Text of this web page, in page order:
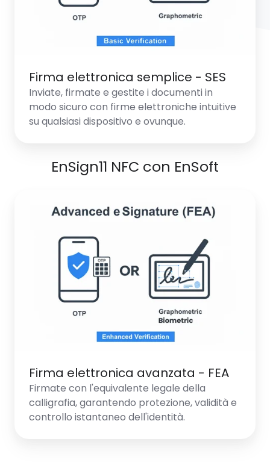
Firma elettronica semplice - SES
Inviate, firmate e gestite i documenti in
modo sicuro con firme elettroniche intuitive
su qualsiasi dispositivo e ovunque.
EnSign11 NFC con EnSoft
Firma elettronica avanzata - FEA
Firmate con l'equivalente legale della
calligrafia, garantendo protezione, validità e
controllo istantaneo dell'identità.
elettronica